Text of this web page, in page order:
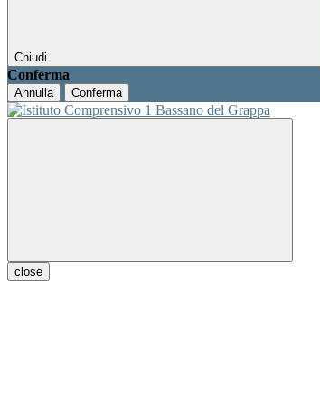
Chiudi
Conferma
Annulla Conferma
close